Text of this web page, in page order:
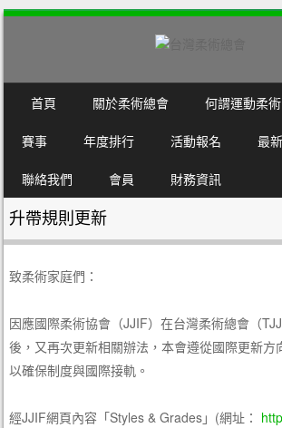
MENU
SKIP TO CONTENT
首頁 關於柔術總會 何謂運動柔術
賽事 年度排行 活動報名 最
聯絡我們 會員 財務資訊
升帶規則更新
致柔術家庭們：
因應國際柔術協會（JJIF）在台灣柔術總會（
後，又再次更新相關辦法，本會遵從國際更新方
以確保制度與國際接軌。
經JJIF網頁內容「Styles & Grades」(網址：